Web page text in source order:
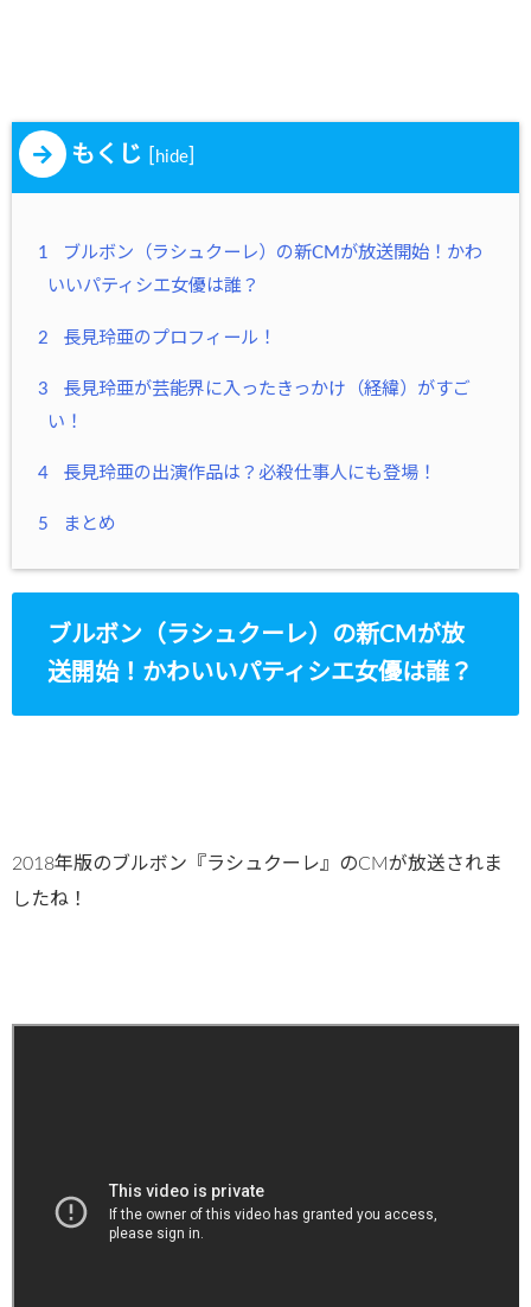
もくじ hide
1
ブルボン（ラシュクーレ）の新CMが放送開始！かわ
いいパティシエ女優は誰？
2 長見玲亜のプロフィール！
3
長見玲亜が芸能界に入ったきっかけ（経緯）がすご
い！
4 長見玲亜の出演作品は？必殺仕事人にも登場！
5 まとめ
ブルボン（ラシュクーレ）の新CMが放
送開始！かわいいパティシエ女優は誰？
2018年版のブルボン『ラシュクーレ』のCMが放送されま
したね！